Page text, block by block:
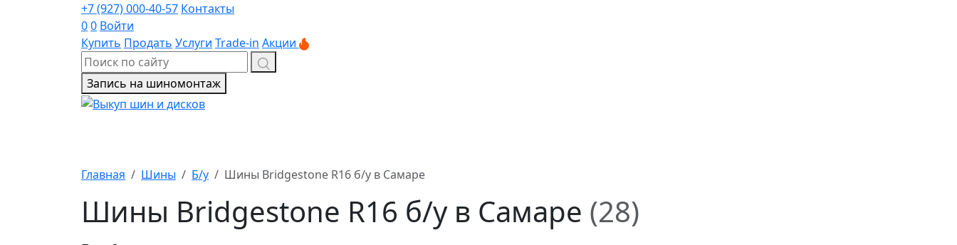
+7 (927) 000-40-57 Контакты
00 Войти
Купить Продать Услуги Trade-in Акции
Запись на шиномонтаж
Главная Шины Б/у Шины Bridgestone R16 б/у в Самаре
Шины Bridgestone R16 б/у в Самаре (28)